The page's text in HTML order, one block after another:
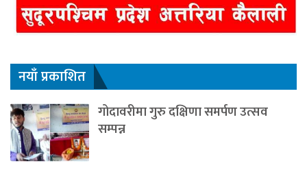
नयाँ प्रकाशित
गोदावरीमा गुरु दक्षिणा समर्पण उत्सव
सम्पन्न